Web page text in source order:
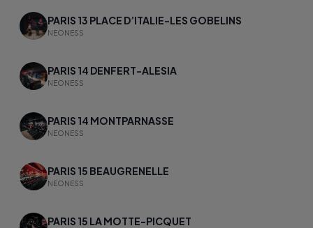
PARIS 13 PLACE D’ITALIE-LES GOBELINS
NEONESS
PARIS 14 DENFERT-ALESIA
NEONESS
PARIS 14 MONTPARNASSE
NEONESS
PARIS 15 BEAUGRENELLE
NEONESS
PARIS 15 LA MOTTE-PICQUET